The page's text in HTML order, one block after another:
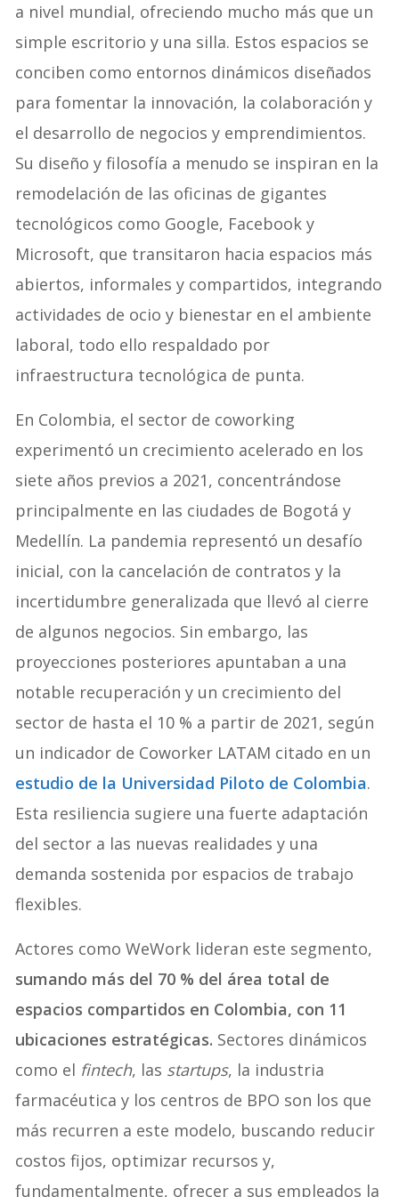
a nivel mundial, ofreciendo mucho más que un
simple escritorio y una silla. Estos espacios se
conciben como entornos dinámicos diseñados
para fomentar la innovación, la colaboración y
el desarrollo de negocios y emprendimientos.
Su diseño y filosofía a menudo se inspiran en la
remodelación de las oficinas de gigantes
tecnológicos como Google, Facebook y
Microsoft, que transitaron hacia espacios más
abiertos, informales y compartidos, integrando
actividades de ocio y bienestar en el ambiente
laboral, todo ello respaldado por
infraestructura tecnológica de punta.
En Colombia, el sector de coworking
experimentó un crecimiento acelerado en los
siete años previos a 2021, concentrándose
principalmente en las ciudades de Bogotá y
Medellín. La pandemia representó un desafío
inicial, con la cancelación de contratos y la
incertidumbre generalizada que llevó al cierre
de algunos negocios. Sin embargo, las
proyecciones posteriores apuntaban a una
notable recuperación y un crecimiento del
sector de hasta el 10 % a partir de 2021, según
un indicador de Coworker LATAM citado en un
estudio de la Universidad Piloto de Colombia.
Esta resiliencia sugiere una fuerte adaptación
del sector a las nuevas realidades y una
demanda sostenida por espacios de trabajo
flexibles.
Actores como WeWork lideran este segmento,
sumando más del 70 % del área total de
espacios compartidos en Colombia, con 11
ubicaciones estratégicas. Sectores dinámicos
como el fintech, las startups, la industria
farmacéutica y los centros de BPO son los que
más recurren a este modelo, buscando reducir
costos fijos, optimizar recursos y,
fundamentalmente, ofrecer a sus empleados la